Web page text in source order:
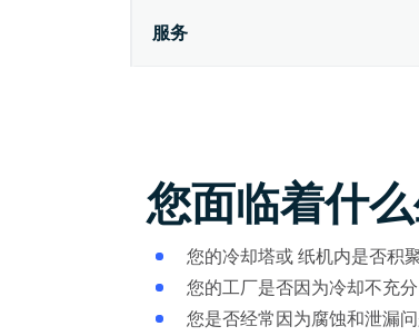
服务
您面临着什
您的冷却塔或 纸机内是否积
您的工厂是否因为冷却不充
您是否经常因为腐蚀和泄漏